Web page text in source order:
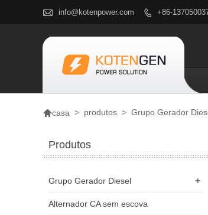
 info@kotenpower.com  +86-
casa > produtos > Grupo Gerador
Produtos
+
Grupo Gerador Diesel
Alternador CA sem escova